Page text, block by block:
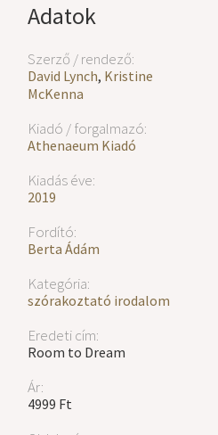
Adatok
Szerző / rendező:
David Lynch, Kristine
McKenna
Kiadó / forgalmazó:
Athenaeum Kiadó
Kiadás éve:
2019
Fordító:
Berta Ádám
Kategória:
szórakoztató irodalom
Eredeti cím:
Room to Dream
Ár:
4999 Ft